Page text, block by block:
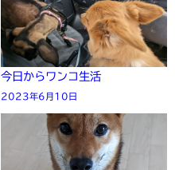
今日からワンコ生活
2023年6月10日